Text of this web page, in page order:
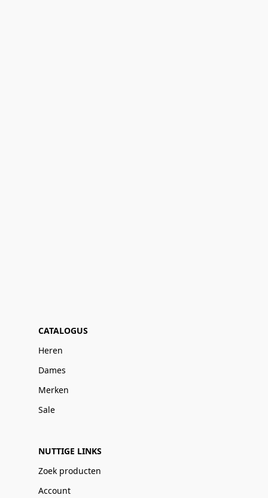
CATALOGUS
Heren
Dames
Merken
Sale
NUTTIGE LINKS
Zoek producten
Account